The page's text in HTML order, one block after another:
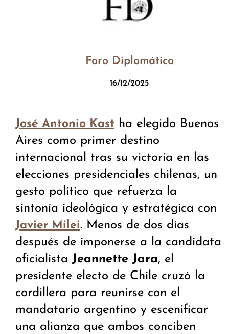
Foro Diplomático
16/12/2025
José Antonio Kast ha elegido Buenos
Aires como primer destino
internacional tras su victoria en las
elecciones presidenciales chilenas, un
gesto político que refuerza la
sintonía ideológica y estratégica con
Javier Milei. Menos de dos días
después de imponerse a la candidata
oficialista Jeannette Jara, el
presidente electo de Chile cruzó la
cordillera para reunirse con el
mandatario argentino y escenificar
una alianza que ambos conciben